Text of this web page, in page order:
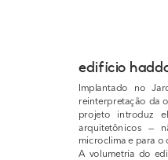
edifício
Implantado no
reinterpretação da
projeto introduz
arquitetônicos —
microclima e para o
A volumetria do